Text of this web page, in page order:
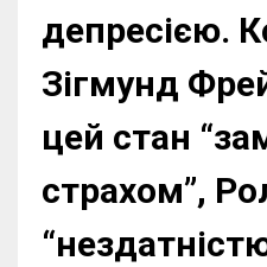
депресією.
Зігмунд
цей стан
страхом”,